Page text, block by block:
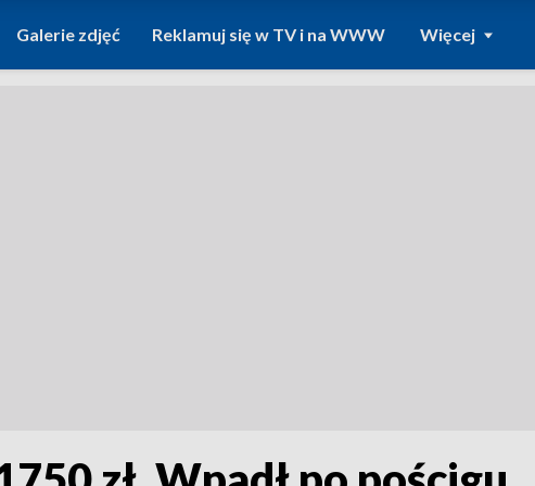
Galerie zdjęć Reklamuj się w TV i na WWW Więcej